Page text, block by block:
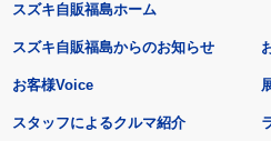
スズキ自販福島ホーム
スズキ自販福島からのお知らせ
お客様Voice
スタッフによるクルマ紹介